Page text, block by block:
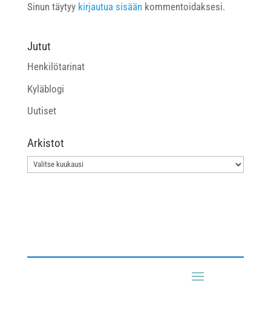
Sinun täytyy kirjautua sisäänkommentoidaksesi.
Jutut
Henkilötarinat
Kyläblogi
Uutiset
Arkistot
Arkistot